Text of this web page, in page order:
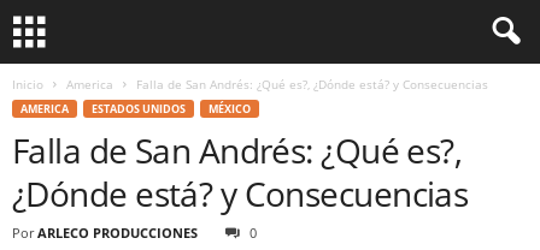
Inicio America Falla de San Andrés: ¿Qué es?, ¿Dónde está? y Consecuencias
AMERICA ESTADOS UNIDOS MÉXICO
Falla de San Andrés: ¿Qué es?,
¿Dónde está? y Consecuencias
Por ARLECO PRODUCCIONES 0